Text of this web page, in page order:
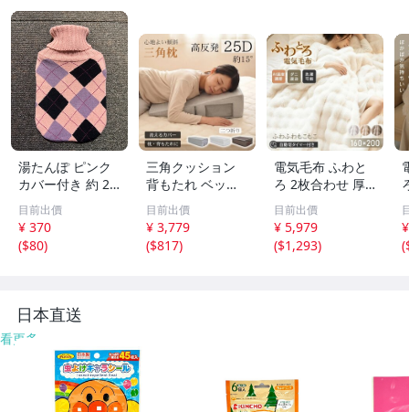
湯たんぽ ピンク
カバー付き 約 20
センチ×30センチ
寝具 ゆたんぽ ユ
タンポ 防寒
目前出價
¥ 370
($80)
三角クッション
背もたれ ベッド
高反発 介護 逆流
性食道炎 三角枕
寝返り 洗濯 体位
変換 25D まくら
目前出價
¥ 3,779
($817)
電気毛布 ふわと
ろ 2枚合わせ 厚
手 ハーフ 洗える
電気敷き毛布 電
気ひざ掛け 敷き
毛布 掛け敷き電
目前出價
¥ 5,979
($1,293)
(
日本直送
看更多